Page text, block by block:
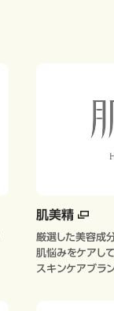
肌美精
厳選した美容成
肌悩みをケアし
スキンケアブラ